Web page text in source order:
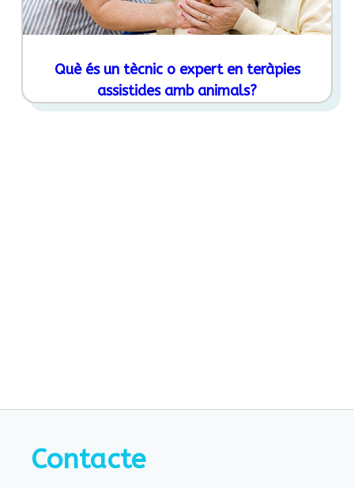
Què és un tècnic o expert en teràpies
assistides amb animals?
Contacte